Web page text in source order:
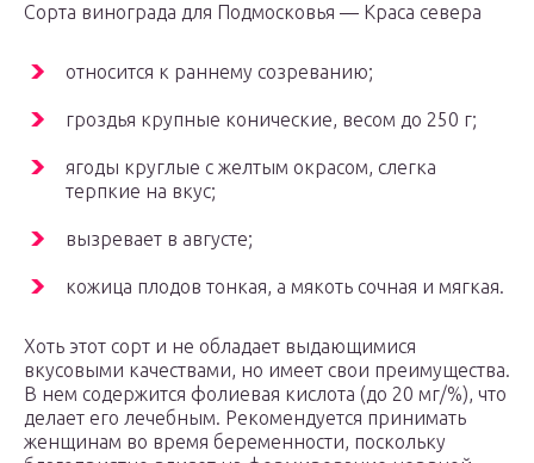
Сорта винограда для Подмосковья — Краса севера
относится к раннему созреванию;
гроздья крупные конические, весом до 250 г;
ягоды круглые с желтым окрасом, слегка
терпкие на вкус;
вызревает в августе;
кожица плодов тонкая, а мякоть сочная и мягкая.
Хоть этот сорт и не обладает выдающимися
вкусовыми качествами, но имеет свои преимущества.
В нем содержится фолиевая кислота (до 20 мг/%), что
делает его лечебным. Рекомендуется принимать
женщинам во время беременности, поскольку